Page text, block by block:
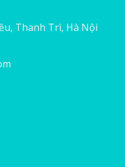
Thanh Trì, Hà Nội